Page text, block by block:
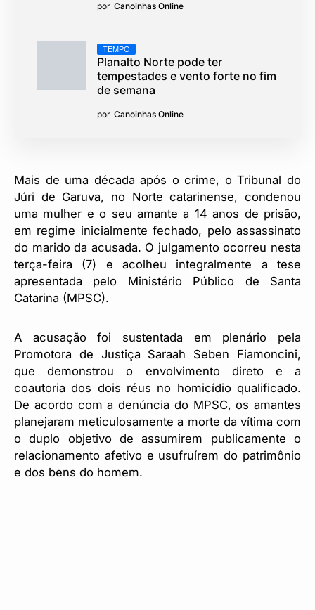
por Canoinhas Online
TEMPO
Planalto Norte pode ter
tempestades e vento forte no fim
de semana
por Canoinhas Online
Mais de uma década após o crime, o Tribunal do
Júri de Garuva, no Norte catarinense, condenou
uma mulher e o seu amante a 14 anos de prisão,
em regime inicialmente fechado, pelo assassinato
do marido da acusada. O julgamento ocorreu nesta
terça-feira (7) e acolheu integralmente a tese
apresentada pelo Ministério Público de Santa
Catarina (MPSC).
A acusação foi sustentada em plenário pela
Promotora de Justiça Saraah Seben Fiamoncini,
que demonstrou o envolvimento direto e a
coautoria dos dois réus no homicídio qualificado.
De acordo com a denúncia do MPSC, os amantes
planejaram meticulosamente a morte da vítima com
o duplo objetivo de assumirem publicamente o
relacionamento afetivo e usufruírem do patrimônio
e dos bens do homem.